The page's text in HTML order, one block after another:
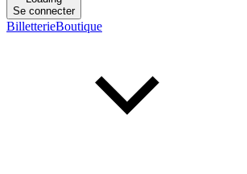
Se connecter
BilletterieBoutique